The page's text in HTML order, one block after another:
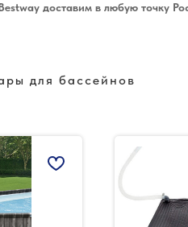
доставим в любую точку
для бассейнов